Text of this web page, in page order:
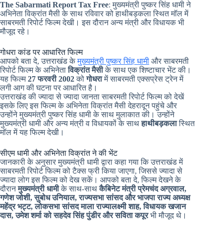
The Sabarmati Report Tax Free: मुख्यमंत्री पुष्कर सिंह धामी ने
अभिनेता विक्रांत मैसी के साथ रविवार को हाथीबड़कला स्थित मॉल में
साबरमती रिपोर्ट फिल्म देखी। इस दौरान अन्य मंत्री और विधायक भी
मौजूद रहे।
गोधरा कांड पर आधारित फिल्म
आपको बता दे, उत्तराखंड केमुख्यमंत्री पुष्कर सिंह धामी और साबरमती
रिपोर्ट फिल्म के अभिनेताविक्रांत मैसीके साथ एक शिष्टाचार भेंट की।
यह फिल्म27 फरवरी 2002कोगोधरामें साबरमती एक्सप्रेस ट्रेन में
लगी आग की घटना पर आधारित है।
उत्तराखंड की ज्यादा से ज्यादा जानता साबरमती रिपोर्ट फिल्म को देखें
इसके लिए इस फिल्म के अभिनेता विक्रांत मैसी देहरादून पहुंचे और
उन्होंने मुख्यमंत्री पुष्कर सिंह धामी के साथ मुलाकात की। उन्होंने
मुख्यमंत्री धामी और अन्य मंत्री व विधायकों के साथहाथीबड़कलास्थित
मॉल में यह फिल्म देखी।
सीएम धामी और अभिनेता विक्रांत ने की भेंट
जानकारी के अनुसार मुख्यमंत्री धामी द्वारा कहा गया कि उत्तराखंड में
साबरमती रिपोर्ट फिल्म को टैक्स फ्री किया जाएगा, जिससे ज्यादा से
ज्यादा लोग इस फिल्म को देख सकें। आपको बता दे, फिल्म देखने के
दौरानमुख्यमंत्री धामीके साथ-साथकैबिनेट मंत्री प्रेमचंद अग्रवाल,
गणेश जोशी, सुबोध उनियाल, राज्यसभा सांसद और भाजपा राज्य अध्यक्ष
महेंद्र भट्ट, लोकसभा सांसद माला राज्यालक्ष्मी शाह, विधायक खजान
दास, उमेश शर्मा को सहदेव सिंह पुंडीर और सविता कपूरभी मौजूद थे।